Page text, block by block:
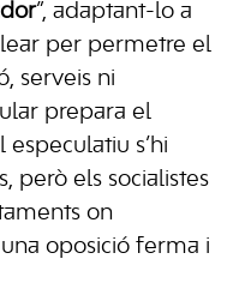
”, adaptant-lo a
per permetre el
serveis ni
prepara el
s’hi
però els socialistes
on
oposició ferma i